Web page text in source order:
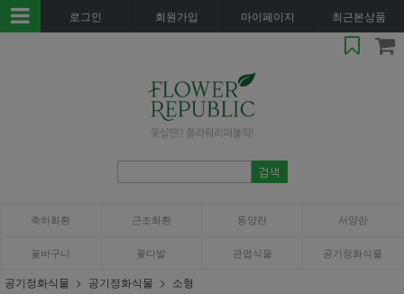
로그인 회원가입 마이페이지 최근본상품
축하화환 근조화환 동양란 서양란
꽃바구니 꽃다발 관엽식물 공기정화식물
공기정화식물 공기정화식물 소형